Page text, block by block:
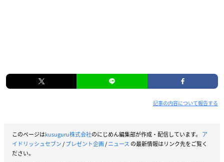
記事の内容について報告する
このページはkusuguru株式会社のにじめん編集部が作成・配信しています。 ア
イドリッシュセブン/プレゼント企画/ニュース の最新情報はリンク先をご覧く
ださい。